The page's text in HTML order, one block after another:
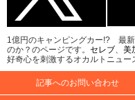
1億円のキャンピングカー!? 最新
のか？のページです。 セレブ、 美
好奇心を刺激するオカルトニュ
記事へのお問い合わせ